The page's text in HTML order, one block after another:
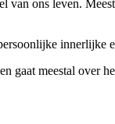
van ons leven.
innerlijke
gaat meestal over